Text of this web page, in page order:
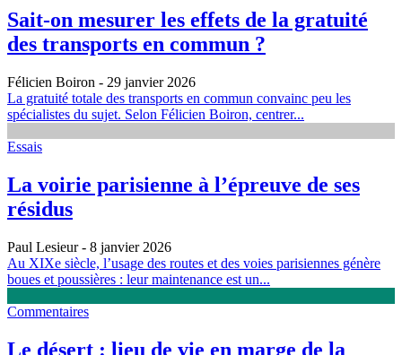
Sait-on mesurer les effets de la gratuité
des transports en commun ?
Félicien Boiron - 29 janvier 2026
La gratuité totale des transports en commun convainc peu les
spécialistes du sujet. Selon Félicien Boiron, centrer...
Essais
La voirie parisienne à l’épreuve de ses
résidus
Paul Lesieur- 8 janvier 2026
Au XIXe siècle, l’usage des routes et des voies parisiennes génère
boues et poussières : leur maintenance est un...
Commentaires
Le désert : lieu de vie en marge de la